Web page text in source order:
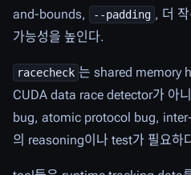
and-bounds,
--padding , 더
가능성을 높인다.
racecheck 는 shared memory
CUDA data race detector가 아
bug, atomic protocol bug,
의 reasoning이나 test가 필요하